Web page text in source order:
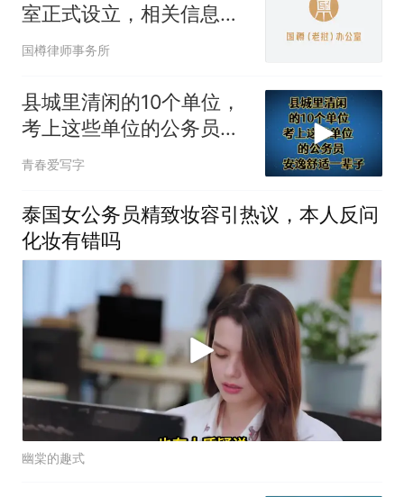
室正式设立，相关信息公
布
国樽律师事务所
县城里清闲的10个单位，
考上这些单位的公务员，
安逸舒适一辈子！
青春爱写字
泰国女公务员精致妆容引热议，本人反问
化妆有错吗
幽棠的趣式